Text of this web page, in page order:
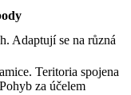
Adaptují se na různá
Teritoria spojena
za účelem